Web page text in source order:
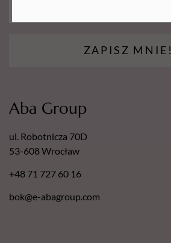
ZAPISZ MNIE!
Aba Group
ul. Robotnicza 70D
53-608 Wrocław
+48 71 727 60 16
bok@e-abagroup.com